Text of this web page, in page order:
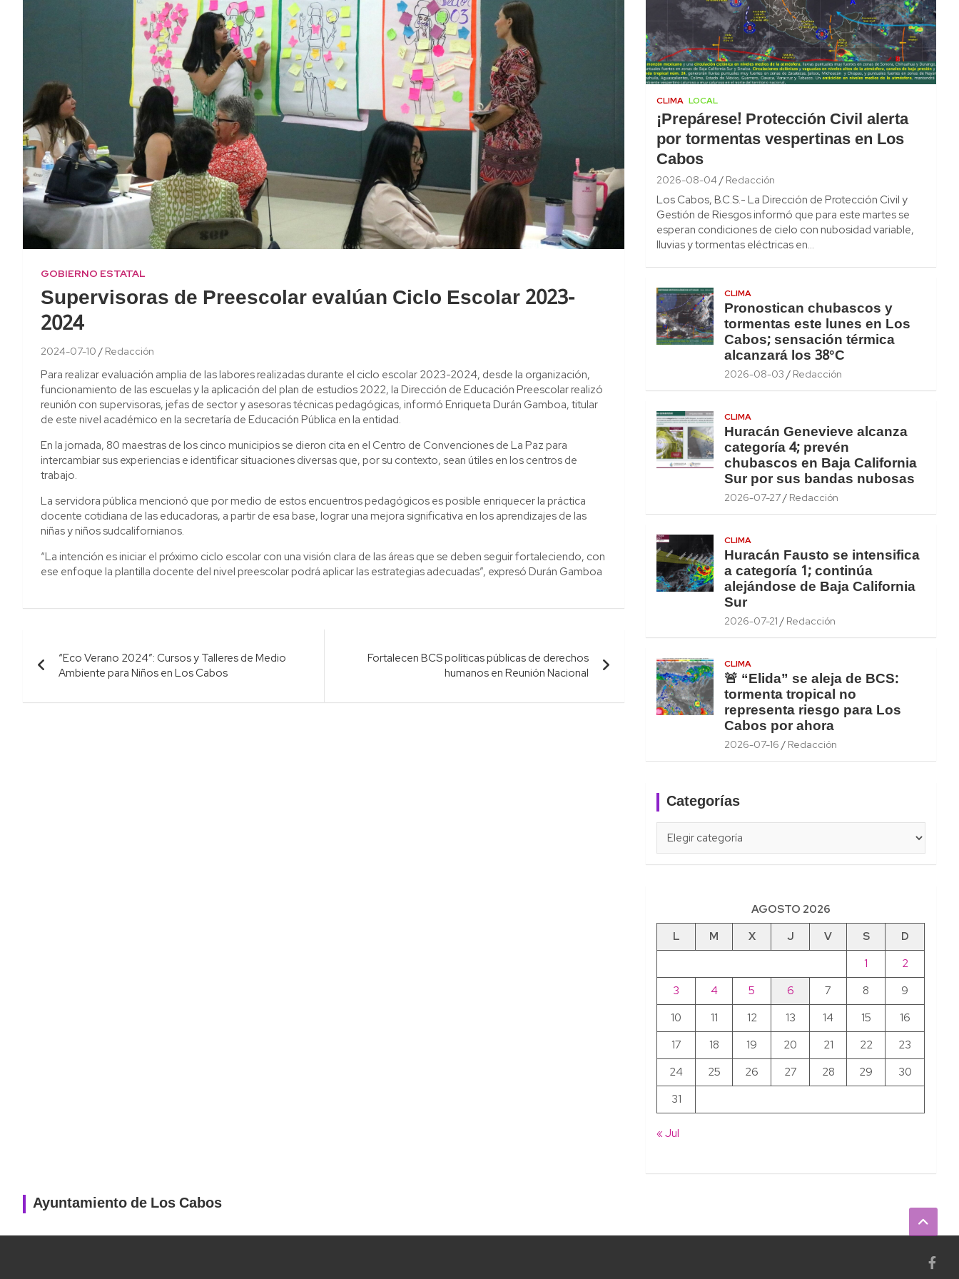
GOBIERNO ESTATAL
Supervisoras de Preescolar evalúan Ciclo Escolar 2023-
2024
2024-07-10 Redacción
Para realizar evaluación amplia de las labores realizadas durante el ciclo escolar 2023-2024, desde la organización,
funcionamiento de las escuelas y la aplicación del plan de estudios 2022, la Dirección de Educación Preescolar realizó
reunión con supervisoras, jefas de sector y asesoras técnicas pedagógicas, informó Enriqueta Durán Gamboa, titular
de este nivel académico en la secretaría de Educación Pública en la entidad.
En la jornada, 80 maestras de los cinco municipios se dieron cita en el Centro de Convenciones de La Paz para
intercambiar sus experiencias e identificar situaciones diversas que, por su contexto, sean útiles en los centros de
trabajo.
La servidora pública mencionó que por medio de estos encuentros pedagógicos es posible enriquecer la práctica
docente cotidiana de las educadoras, a partir de esa base, lograr una mejora significativa en los aprendizajes de las
niñas y niños sudcalifornianos.
“La intención es iniciar el próximo ciclo escolar con una visión clara de las áreas que se deben seguir fortaleciendo, con
ese enfoque la plantilla docente del nivel preescolar podrá aplicar las estrategias adecuadas”, expresó Durán Gamboa
Navegación
de
entradas
“Eco Verano 2024”: Cursos y Talleres de Medio
Ambiente para Niños en Los Cabos
Fortalecen BCS políticas públicas de derechos
humanos en Reunión Nacional
CLIMA LOCAL
¡Prepárese! Protección Civil alerta
por tormentas vespertinas en Los
Cabos
2026-08-04 Redacción
Los Cabos, B.C.S.- La Dirección de Protección Civil y
Gestión de Riesgos informó que para este martes se
esperan condiciones de cielo con nubosidad variable,
lluvias y tormentas eléctricas en…
CLIMA
Pronostican chubascos y
tormentas este lunes en Los
Cabos; sensación térmica
alcanzará los 38°C
2026-08-03 Redacción
CLIMA
Huracán Genevieve alcanza
categoría 4; prevén
chubascos en Baja California
Sur por sus bandas nubosas
2026-07-27 Redacción
CLIMA
Huracán Fausto se intensifica
a categoría 1; continúa
alejándose de Baja California
Sur
2026-07-21 Redacción
CLIMA
🚨 “Elida” se aleja de BCS:
tormenta tropical no
representa riesgo para Los
Cabos por ahora
2026-07-16 Redacción
Categorías
AGOSTO 2026
L
M X J V S
D
1
2
3
4 5 6 7 8
9
10
11 12 13 14 15
16
17
18 19 20 21 22
23
24
25 26 27 28 29
30
31
« Jul
Ayuntamiento de Los Cabos